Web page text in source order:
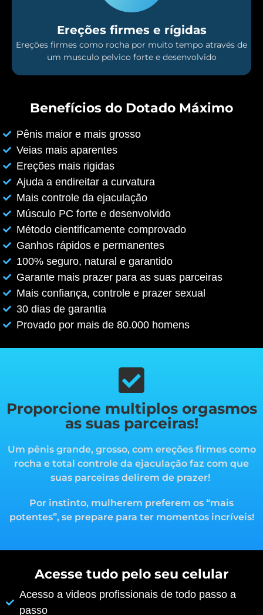
Ereções firmes e rígidas
Ereções firmes como rocha por muito tempo através de
um musculo pelvico forte e desenvolvido
Benefícios do Dotado Máximo
Pênis maior e mais grosso
Veias mais aparentes
Ereções mais rigidas
Ajuda a endireitar a curvatura
Mais controle da ejaculação
Músculo PC forte e desenvolvido
Método cientificamente comprovado
Ganhos rápidos e permanentes
100% seguro, natural e garantido
Garante mais prazer para as suas parceiras
Mais confiança, controle e prazer sexual
30 dias de garantia
Provado por mais de 80.000 homens
Proporcione multiplos orgasmos
as suas parceiras!
Um pênis grande, grosso, com ereções firmes como
rocha e total controle da ejaculação faz com que
suas parceiras delirem de prazer!
Por instinto, mulherem preferem os “mais
potentes”, se prepare para ter momentos incríveis!
Acesse tudo pelo seu celular
Acesso a videos profissionais de todo passo a
passo